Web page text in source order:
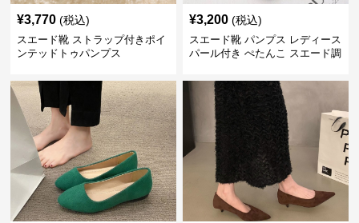
¥3,770 (税込)
スエード靴 ストラップ付きポイ
ンテッドトゥパンプス
¥3,200 (税込)
スエード靴 パンプス レディース
パール付き ぺたんこ スエード調